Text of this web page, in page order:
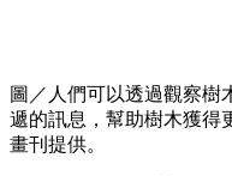
圖／人們可以透過觀察樹
遞的訊息，幫助樹木獲得
畫刊提供。